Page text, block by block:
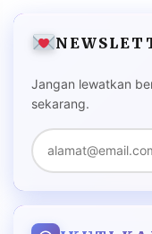
Jangan lewatkan
sekarang.